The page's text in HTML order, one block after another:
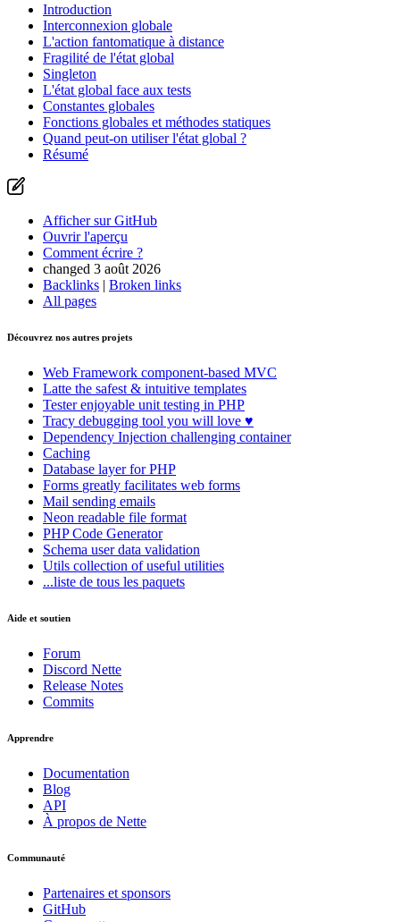
Vous avez trouvé un problème sur cette page ?
Afficher sur GitHub
Ouvrir l'aperçu
Introduction
Interconnexion globale
L'action fantomatique à distance
Fragilité de l'état global
Singleton
L'état global face aux tests
Constantes globales
Fonctions globales et méthodes statiques
Quand peut-on utiliser l'état global ?
Résumé
Afficher sur GitHub
Ouvrir l'aperçu
Comment écrire ?
changed 3 août 2026
Backlinks | Broken links
All pages
Découvrez nos autres projets
Web Framework component-based MVC
Latte the safest & intuitive templates
Testerenjoyable unit testing in PHP
Tracy debugging tool you will love ♥
Dependency Injection challenging container
Caching
Database layer for PHP
Forms greatly facilitates web forms
Mail sending emails
Neon readable file format
PHP Code Generator
Schema user data validation
Utils collection of useful utilities
...liste de tous les paquets
Aide et soutien
Forum
Discord Nette
Release Notes
Commits
Apprendre
Documentation
Blog
API
À propos de Nette
Communauté
Partenaires et sponsors
GitHub